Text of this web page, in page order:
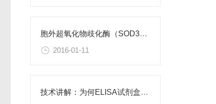
胞外超氧化物歧化酶（SOD3）重组蛋白
2016-01-11
技术讲解：为何ELISA试剂盒OD值不正常